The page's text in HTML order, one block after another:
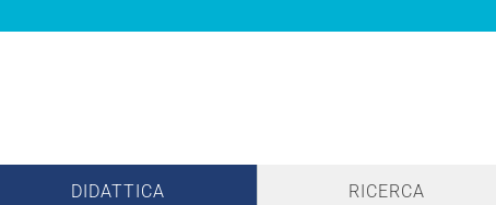
DIDATTICA RICERCA